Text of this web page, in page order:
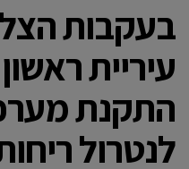
בעקבות
עיריית
התקנת
לנטרול